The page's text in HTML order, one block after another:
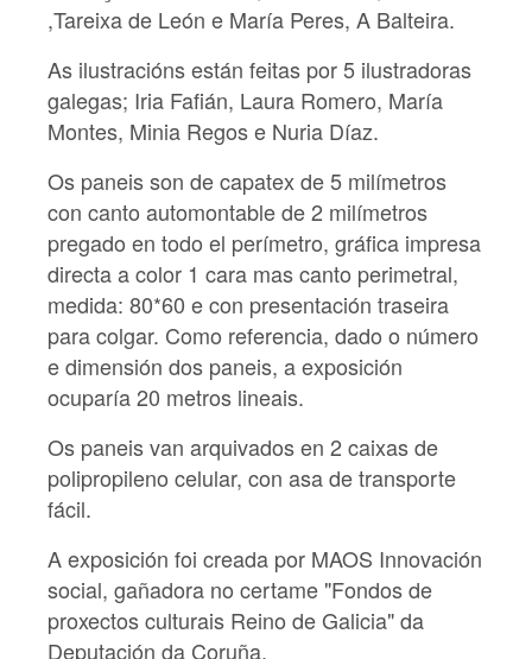
,Tareixa de León e María Peres, A Balteira.
As ilustracións están feitas por 5 ilustradoras
galegas; Iria Fafián, Laura Romero, María
Montes, Minia Regos e Nuria Díaz.
Os paneis son de capatex de 5 milímetros
con canto automontable de 2 milímetros
pregado en todo el perímetro, gráfica impresa
directa a color 1 cara mas canto perimetral,
medida: 80*60 e con presentación traseira
para colgar. Como referencia, dado o número
e dimensión dos paneis, a exposición
ocuparía 20 metros lineais.
Os paneis van arquivados en 2 caixas de
polipropileno celular, con asa de transporte
fácil.
A exposición foi creada por MAOS Innovación
social, gañadora no certame "Fondos de
proxectos culturais Reino de Galicia" da
Deputación da Coruña.